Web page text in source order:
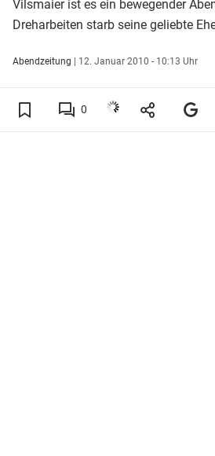
Vilsmaier ist es ein bewegender
Dreharbeiten starb seine geliebte
Abendzeitung | 12. Januar 2010 - 10:13 Uhr
0